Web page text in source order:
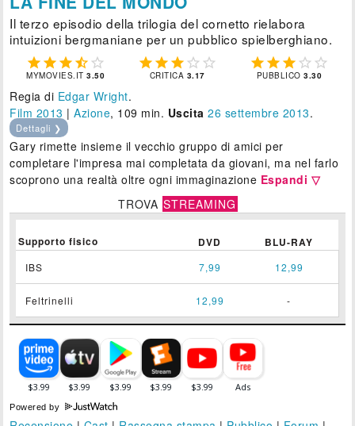
Il terzo episodio della trilogia del cornetto rielabora
intuizioni bergmaniane per un pubblico spielberghiano.
    
MYMOVIES.IT3.50
    
CRITICA 3.17
    
PUBBLICO3.30
Regia di Edgar Wright.
Film 2013 |Azione, 109 min. Uscita 26 settembre 2013.
Dettagli ❯
Gary rimette insieme il vecchio gruppo di amici per
completare l'impresa mai completata da giovani, ma nel farlo
scoprono una realtà oltre ogni immaginazione Espandi ▽
TROVA STREAMING
Supporto fisico DVD BLU-RAY
IBS 7,99 12,99
Feltrinelli 12,99 -
Powered by